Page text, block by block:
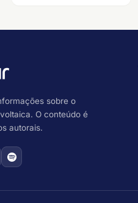
sobre o
O conteúdo é
autorais.